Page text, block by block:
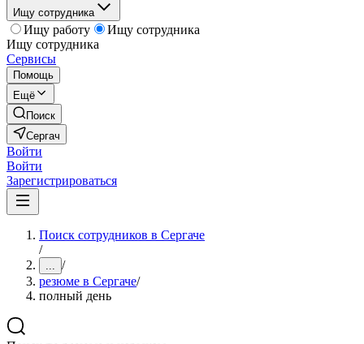
Ищу сотрудника
Ищу работу
Ищу сотрудника
Ищу сотрудника
Сервисы
Помощь
Ещё
Поиск
Сергач
Войти
Войти
Зарегистрироваться
Поиск сотрудников в Сергаче
/
... /
резюме в Сергаче/
полный день